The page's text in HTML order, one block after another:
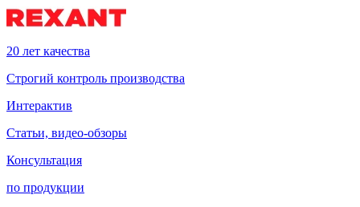
20 лет качества
Строгий контроль производства
Интерактив
Статьи, видео-обзоры
Консультация
по продукции